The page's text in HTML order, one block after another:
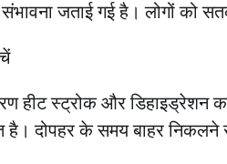
संभावना जताई गई है। लोगों को
हीट स्ट्रोक और डिहाइड्रेशन
दोपहर के समय बाहर निकलने